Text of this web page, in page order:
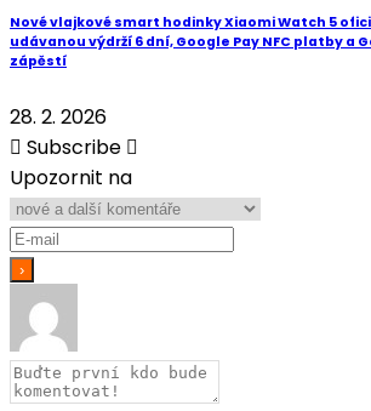
Nové vlajkové smart hodinky Xiaomi Watch 5
udávanou výdrží 6 dní, Google Pay NFC platby a
zápěstí
28. 2. 2026
Subscribe
Upozornit na